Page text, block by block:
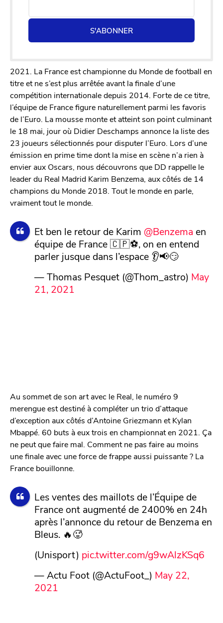
S'ABONNER
2021. La France est championne du Monde de football en
titre et ne s’est plus arrêtée avant la finale d’une
compétition internationale depuis 2014. Forte de ce titre,
l’équipe de France figure naturellement parmi les favoris
de l’Euro. La mousse monte et atteint son point culminant
le 18 mai, jour où Didier Deschamps annonce la liste des
23 joueurs sélectionnés pour disputer l’Euro. Lors d’une
émission en prime time dont la mise en scène n’a rien à
envier aux Oscars, nous découvrons que DD rappelle le
leader du Real Madrid Karim Benzema, aux côtés de 14
champions du Monde 2018. Tout le monde en parle,
vraiment tout le monde.
Et ben le retour de Karim @Benzema en
équipe de France 🇨🇵⚽, on en entend
parler jusque dans l’espace 👂📢😏
— Thomas Pesquet (@Thom_astro) May
21, 2021
Au sommet de son art avec le Real, le numéro 9
merengue est destiné à compléter un trio d’attaque
d’exception aux côtés d’Antoine Griezmann et Kylan
Mbappé. 60 buts à eux trois en championnat en 2021. Ça
ne peut que faire mal. Comment ne pas faire au moins
une finale avec une force de frappe aussi puissante ? La
France bouillonne.
Les ventes des maillots de l’Équipe de
France ont augmenté de 2400% en 24h
après l’annonce du retour de Benzema en
Bleus. 🔥🥵
(Unisport) pic.twitter.com/g9wAlzKSq6
— Actu Foot (@ActuFoot_) May 22,
2021